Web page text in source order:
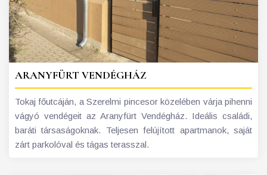
ARANYFÜRT VENDÉGHÁZ
Tokaj főutcáján, a Szerelmi pincesor közelében várja pihenni
vágyó vendégeit az Aranyfürt Vendégház. Ideális családi,
baráti társaságoknak. Teljesen felújított apartmanok, saját
zárt parkolóval és tágas terasszal.